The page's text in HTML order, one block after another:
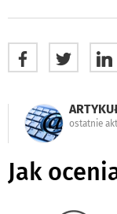
ostatnie
Jak